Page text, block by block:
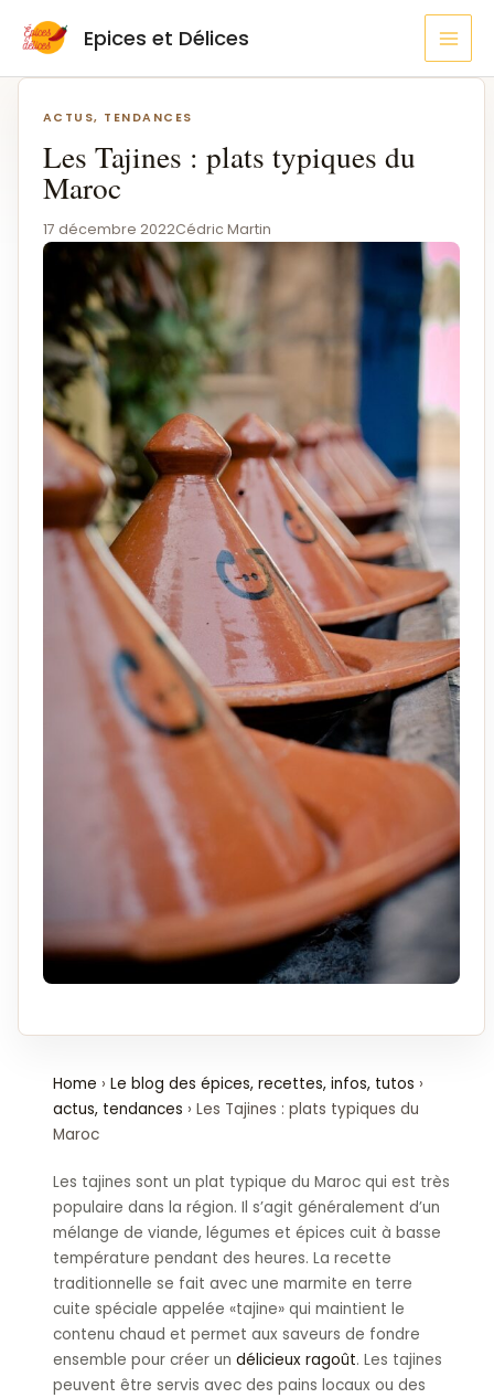
Epices et Délices
ACTUS, TENDANCES
Les Tajines : plats typiques du
Maroc
17 décembre 2022Cédric Martin
Home › Le blog des épices, recettes, infos, tutos ›
actus, tendances › Les Tajines : plats typiques du
Maroc
Les tajines sont un plat typique du Maroc qui est très
populaire dans la région. Il s’agit généralement d’un
mélange de viande, légumes et épices cuit à basse
température pendant des heures. La recette
traditionnelle se fait avec une marmite en terre
cuite spéciale appelée «tajine» qui maintient le
contenu chaud et permet aux saveurs de fondre
ensemble pour créer un délicieux ragoût. Les tajines
peuvent être servis avec des pains locaux ou des
de